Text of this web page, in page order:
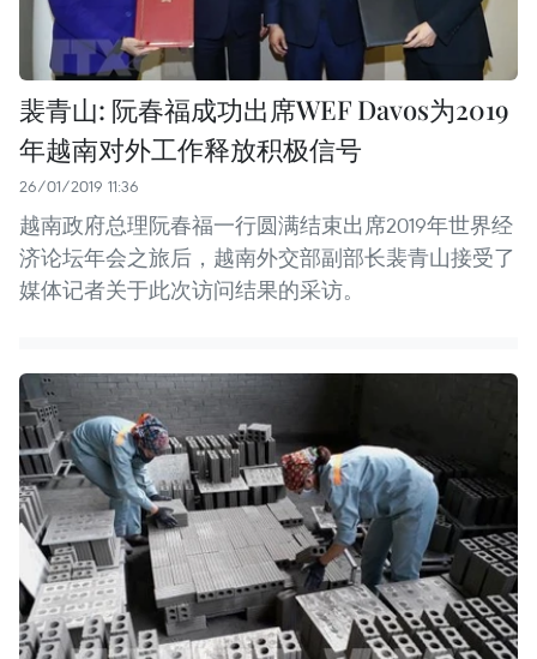
裴青山: 阮春福成功出席WEF Davos为2019
年越南对外工作释放积极信号
26/01/2019 11:36
越南政府总理阮春福一行圆满结束出席2019年世界经
济论坛年会之旅后，越南外交部副部长裴青山接受了
媒体记者关于此次访问结果的采访。